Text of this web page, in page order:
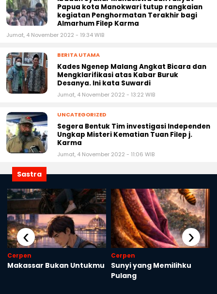
Ibadah Syukur Mahasiswa dan rakyat
Papua kota Manokwari tutup rangkaian
kegiatan Penghormatan Terakhir bagi
Almarhum Filep Karma
BERITA UTAMA
Kades Ngenep Malang Angkat Bicara dan
Mengklarifikasi atas Kabar Buruk
Desanya. Ini kata Suwardi
UNCATEGORIZED
Segera Bentuk Tim investigasi Independen
Ungkap Misteri Kematian Tuan Filep j.
Karma
Cerpen Cerpen
Sunyi yang Memilihku
‹ ›